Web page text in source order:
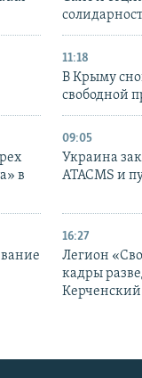
11:18
В Крыму
свободной
в
09:05
Украина
ATACMS и
16:27
Легион
кадры